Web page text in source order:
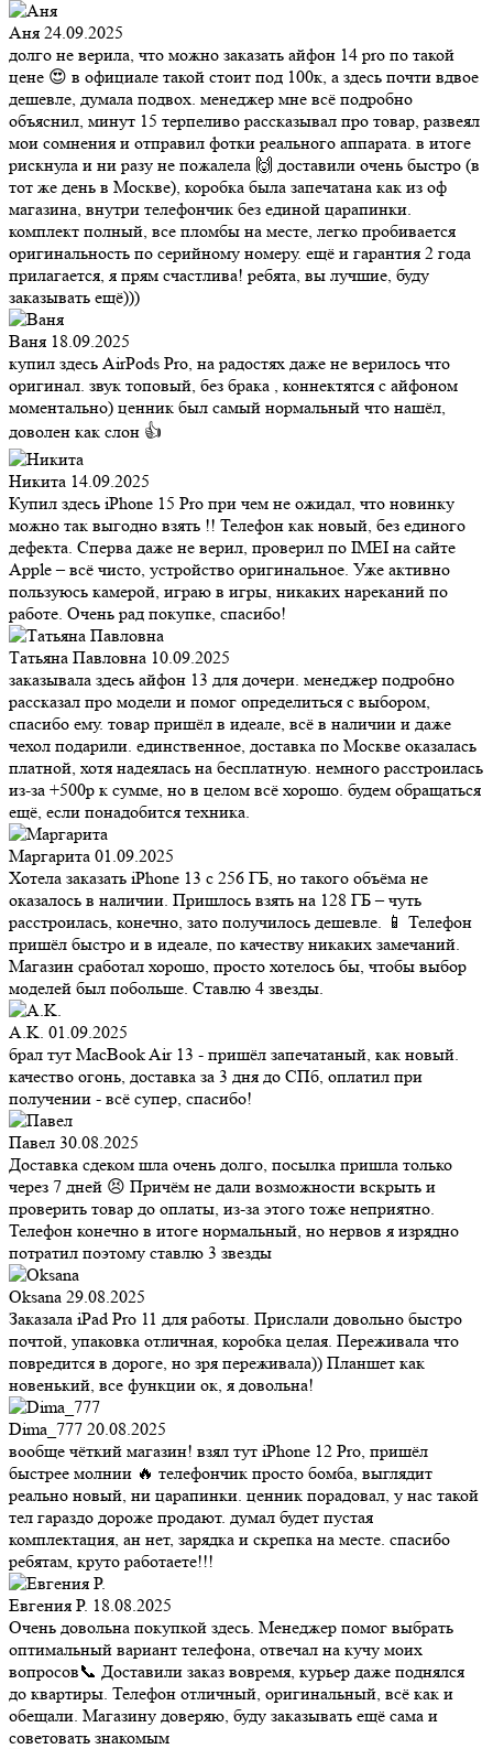
Аня 24.09.2025
долго не верила, что можно заказать айфон 14 pro по такой
цене 😍 в официале такой стоит под 100к, а здесь почти вдвое
дешевле, думала подвох. менеджер мне всё подробно
объяснил, минут 15 терпеливо рассказывал про товар, развеял
мои сомнения и отправил фотки реального аппарата. в итоге
рискнула и ни разу не пожалела 🙌 доставили очень быстро (в
тот же день в Москве), коробка была запечатана как из оф
магазина, внутри телефончик без единой царапинки.
комплект полный, все пломбы на месте, легко пробивается
оригинальность по серийному номеру. ещё и гарантия 2 года
прилагается, я прям счастлива! ребята, вы лучшие, буду
заказывать ещё)))
Ваня 18.09.2025
купил здесь AirPods Pro, на радостях даже не верилось что
оригинал. звук топовый, без брака , коннектятся с айфоном
моментально) ценник был самый нормальный что нашёл,
доволен как слон 👍
Никита 14.09.2025
Купил здесь iPhone 15 Pro при чем не ожидал, что новинку
можно так выгодно взять !! Телефон как новый, без единого
дефекта. Сперва даже не верил, проверил по IMEI на сайте
Apple – всё чисто, устройство оригинальное. Уже активно
пользуюсь камерой, играю в игры, никаких нареканий по
работе. Очень рад покупке, спасибо!
Татьяна Павловна 10.09.2025
заказывала здесь айфон 13 для дочери. менеджер подробно
рассказал про модели и помог определиться с выбором,
спасибо ему. товар пришёл в идеале, всё в наличии и даже
чехол подарили. единственное, доставка по Москве оказалась
платной, хотя надеялась на бесплатную. немного расстроилась
из-за +500р к сумме, но в целом всё хорошо. будем обращаться
ещё, если понадобится техника.
Маргарита 01.09.2025
Хотела заказать iPhone 13 с 256 ГБ, но такого объёма не
оказалось в наличии. Пришлось взять на 128 ГБ – чуть
расстроилась, конечно, зато получилось дешевле. 📱 Телефон
пришёл быстро и в идеале, по качеству никаких замечаний.
Магазин сработал хорошо, просто хотелось бы, чтобы выбор
моделей был побольше. Ставлю 4 звезды.
A.K. 01.09.2025
брал тут MacBook Air 13 - пришёл запечатаный, как новый.
качество огонь, доставка за 3 дня до СПб, оплатил при
получении - всё супер, спасибо!
Павел 30.08.2025
Доставка сдеком шла очень долго, посылка пришла только
через 7 дней 😣 Причём не дали возможности вскрыть и
проверить товар до оплаты, из-за этого тоже неприятно.
Телефон конечно в итоге нормальный, но нервов я изрядно
потратил поэтому ставлю 3 звезды
Oksana 29.08.2025
Заказала iPad Pro 11 для работы. Прислали довольно быстро
почтой, упаковка отличная, коробка целая. Переживала что
повредится в дороге, но зря переживала)) Планшет как
новенький, все функции ок, я довольна!
Dima_777 20.08.2025
вообще чёткий магазин! взял тут iPhone 12 Pro, пришёл
быстрее молнии 🔥 телефончик просто бомба, выглядит
реально новый, ни царапинки. ценник порадовал, у нас такой
тел гараздо дороже продают. думал будет пустая
комплектация, ан нет, зарядка и скрепка на месте. спасибо
ребятам, круто работаете!!!
Евгения Р. 18.08.2025
Очень довольна покупкой здесь. Менеджер помог выбрать
оптимальный вариант телефона, отвечал на кучу моих
вопросов📞 Доставили заказ вовремя, курьер даже поднялся
до квартиры. Телефон отличный, оригинальный, всё как и
обещали. Магазину доверяю, буду заказывать ещё сама и
советовать знакомым